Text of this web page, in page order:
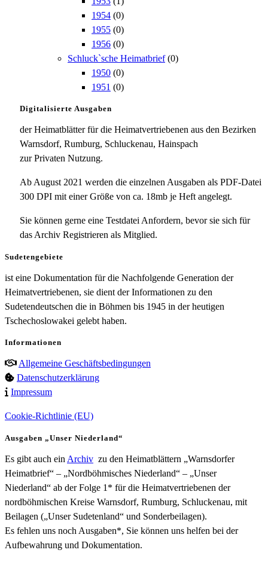
1954 (0)
1955 (0)
1956 (0)
Schluck`sche Heimatbrief (0)
1950 (0)
1951 (0)
Digitalisierte Ausgaben
der Heimatblätter für die Heimatvertriebenen aus den Bezirken
Warnsdorf, Rumburg, Schluckenau, Hainspach
zur Privaten Nutzung.
Ab August 2021 werden die einzelnen Ausgaben als PDF-Datei
300 DPI mit einer Größe von ca. 18mb je Heft angelegt.
Sie können gerne eine Testdatei Anfordern, bevor sie sich für
das Archiv Registrieren als Mitglied.
Sudetengebiete
ist eine Dokumentation für die Nachfolgende Generation der
Heimatvertriebenen, sie dient der Informationen zu den
Sudetendeutschen die in Böhmen bis 1945 in der heutigen
Tschechoslowakei gelebt haben.
Informationen
Allgemeine Geschäftsbedingungen
Datenschutzerklärung
Impressum
Cookie-Richtlinie (EU)
Ausgaben „Unser Niederland“
Es gibt auch ein Archiv zu den Heimatblättern „Warnsdorfer
Heimatbrief“ – „Nordböhmisches Niederland“ – „Unser
Niederland“ ab der Folge 1* für die Heimatvertriebenen der
nordböhmischen Kreise Warnsdorf, Rumburg, Schluckenau, mit
Beilagen („Unser Sudetenland“ und Sonderbeilagen).
Es fehlen uns noch Ausgaben*, Sie können uns helfen bei der
Aufbewahrung und Dokumentation.